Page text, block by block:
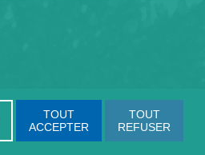
TOUT
ACCEPTER
TOUT
REFUSER